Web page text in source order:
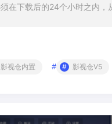
在下载后的24个小时之内，
影视仓内置 # 影视仓V5